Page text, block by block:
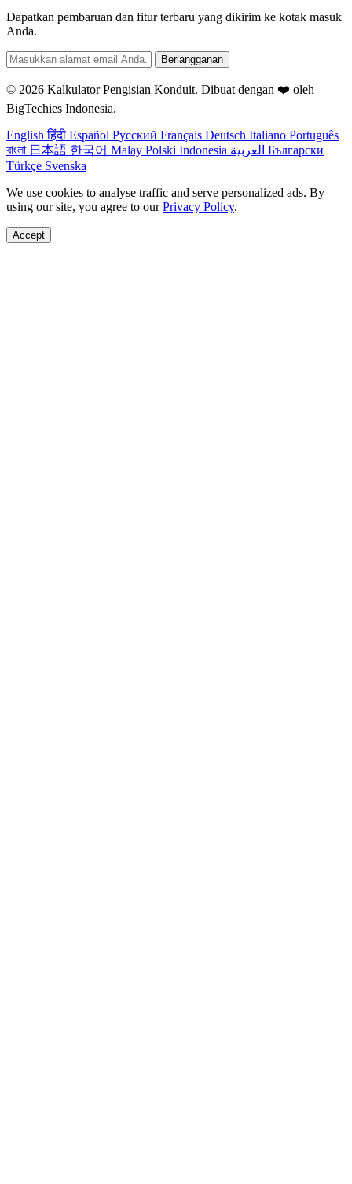
Dapatkan pembaruan dan fitur terbaru yang dikirim ke kotak masuk
Anda.
Berlangganan
© 2026 Kalkulator Pengisian Konduit. Dibuat dengan ❤️ oleh
BigTechies Indonesia.
Englishहिंदी Español Русский Français Deutsch Italiano Português
বাংলা 日本語 한국어 Malay Polski Indonesia
Български
Türkçe Svenska
We use cookies to analyse traffic and serve personalized ads. By
using our site, you agree to ourPrivacy Policy.
Accept